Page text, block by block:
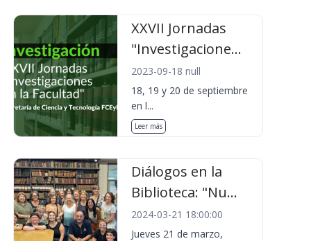
XXVII Jornadas
"Investigacione...
2023-09-18 null
18, 19 y 20 de septiembre
en l...
Leer más
Diálogos en la
Biblioteca: "Nu...
2024-03-21 18:00:00
Jueves 21 de marzo,